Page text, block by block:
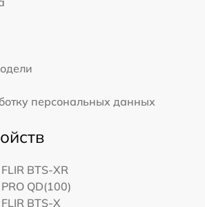
персональных данных
FLIR BTS-XR
PRO QD(100)
FLIR BTS-X